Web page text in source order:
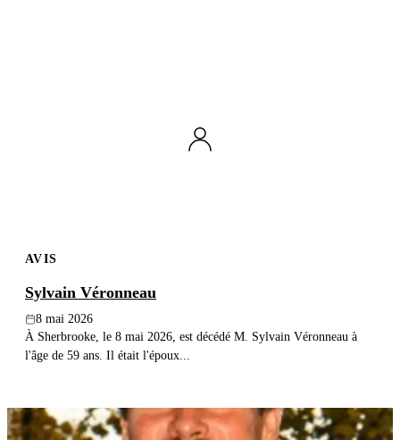
AVIS
Sylvain Véronneau
8 mai 2026
À Sherbrooke, le 8 mai 2026, est décédé M. Sylvain Véronneau à
l'âge de 59 ans. Il était l'époux...